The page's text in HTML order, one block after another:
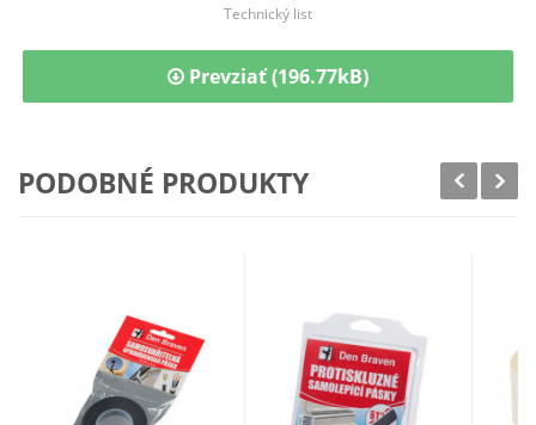
Technický list
Prevziať (196.77kB)
PODOBNÉ PRODUKTY